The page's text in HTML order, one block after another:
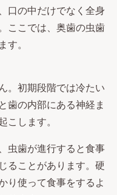
口の中だけでなく全身
ここでは、奥歯の虫歯
す。
。初期段階では冷たい
歯の内部にある神経ま
こします。
虫歯が進行すると食事
ることがあります。硬
り使って食事をするよ